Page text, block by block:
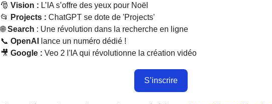
🎅 Vision : L’IA s’offre des yeux pour Noël
📂
Projects : ChatGPT se dote de 'Projects'
🌐Search : Une révolution dans la recherche en ligne
📞 OpenAI
lance un numéro dédié !
🎥 Google : Veo 2 l'IA qui révolutionne la création vidéo
S’inscrire